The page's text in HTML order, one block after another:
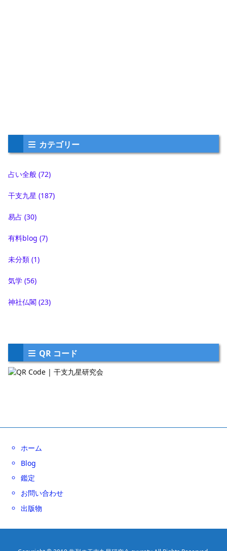
カテゴリー
占い全般 (72)
干支九星 (187)
易占 (30)
有料blog (7)
未分類 (1)
気学 (56)
神社仏閣 (23)
QR コード
ホーム
Blog
鑑定
お問い合わせ
出版物